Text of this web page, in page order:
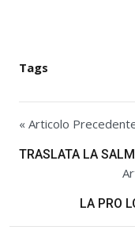
Tags
« Articolo
TRASLATA LA
LA PRO